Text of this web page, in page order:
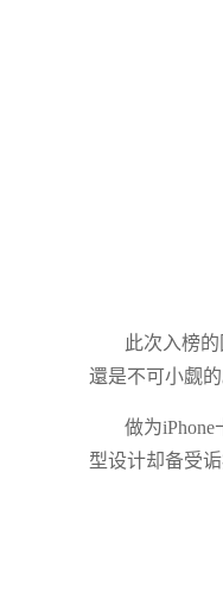
此次入榜
還是不可小觑的
做为
型设计却备受